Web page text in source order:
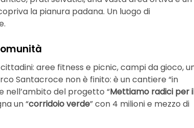
la pianura padana. Un luogo di
aree fitness e picnic, campi da gioco,
Santacroce non è finito: è un cantiere “in
nell’ambito del progetto “Mettiamo radici per
un “corridoio verde” con 4 milioni e mezzo di